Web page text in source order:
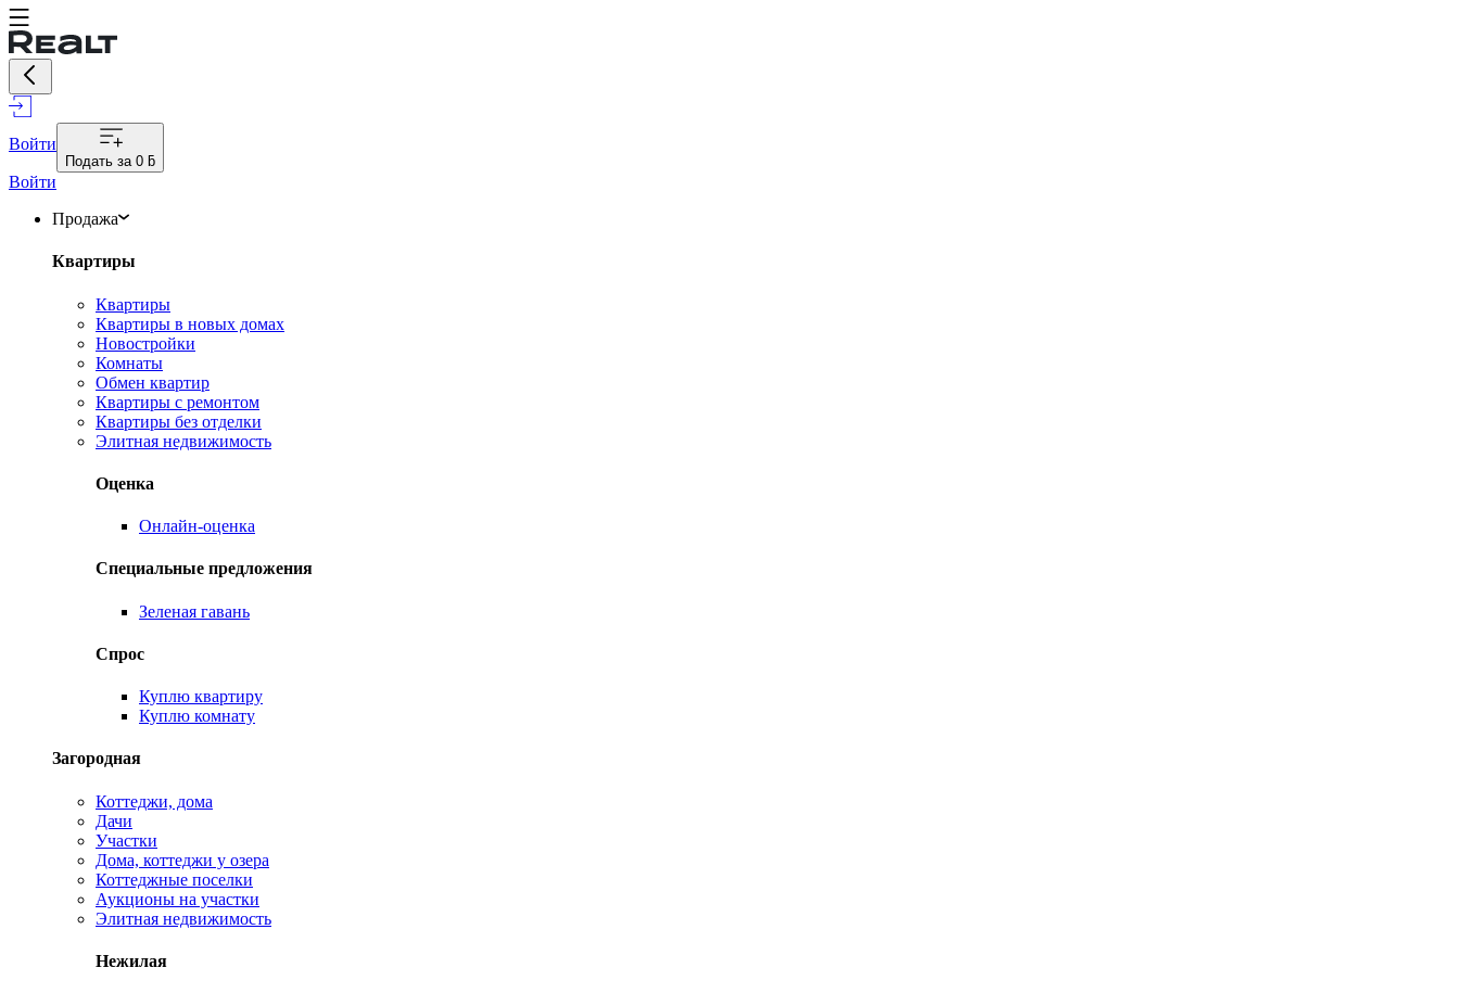
Войти
Подать за 0 ƃ
Войти
Продажа
Квартиры
Квартиры
Квартиры в новых домах
Новостройки
Комнаты
Обмен квартир
Квартиры с ремонтом
Квартиры без отделки
Элитная недвижимость
Оценка
Онлайн-оценка
Специальные предложения
Зеленая гавань
Спрос
Куплю квартиру
Куплю комнату
Загородная
Коттеджи, дома
Дачи
Участки
Дома, коттеджи у озера
Коттеджные поселки
Аукционы на участки
Элитная недвижимость
Нежилая